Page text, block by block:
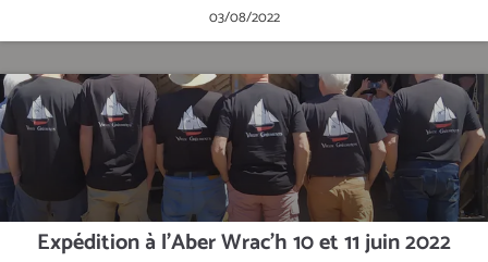
03/08/2022
Expédition à l'Aber Wrac'h 10 et 11 juin 2022